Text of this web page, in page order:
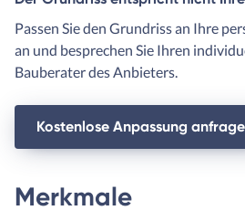
Passen Sie den Grundriss an Ihre
an und besprechen Sie Ihren
Bauberater des Anbieters.
Kostenlose Anpassung
Merkmale